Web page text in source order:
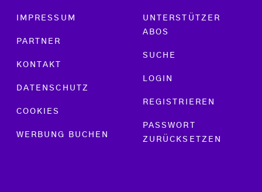
Footer menu
IMPRESSUM
PARTNER
KONTAKT
DATENSCHUTZ
COOKIES
WERBUNG BUCHEN
UNTERSTÜTZER
ABOS
SUCHE
LOGIN
REGISTRIEREN
PASSWORT
ZURÜCKSETZEN